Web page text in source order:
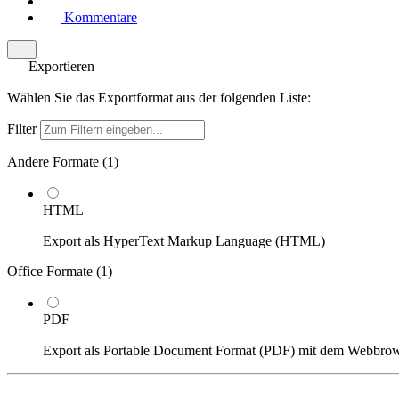
Kommentare
Exportieren
Wählen Sie das Exportformat aus der folgenden Liste:
Filter
Andere Formate (1)
HTML
Export als HyperText Markup Language (HTML)
Office Formate (1)
PDF
Export als Portable Document Format (PDF) mit dem